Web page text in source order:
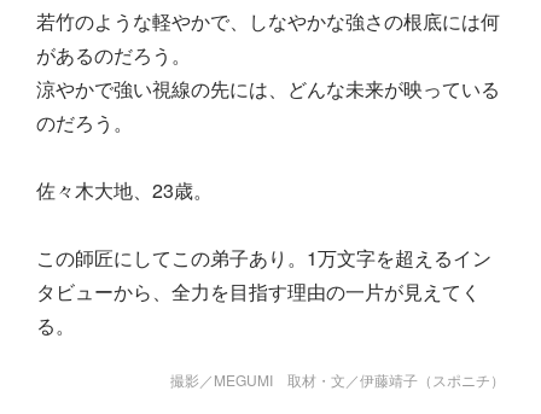
若竹のような軽やかで、しなやかな強さの根底には何
があるのだろう。
涼やかで強い視線の先には、どんな未来が映っている
のだろう。
佐々木大地、23歳。
この師匠にしてこの弟子あり。1万文字を超えるイン
タビューから、全力を目指す理由の一片が見えてく
る。
撮影／MEGUMI 取材・文／伊藤靖子（スポニチ）